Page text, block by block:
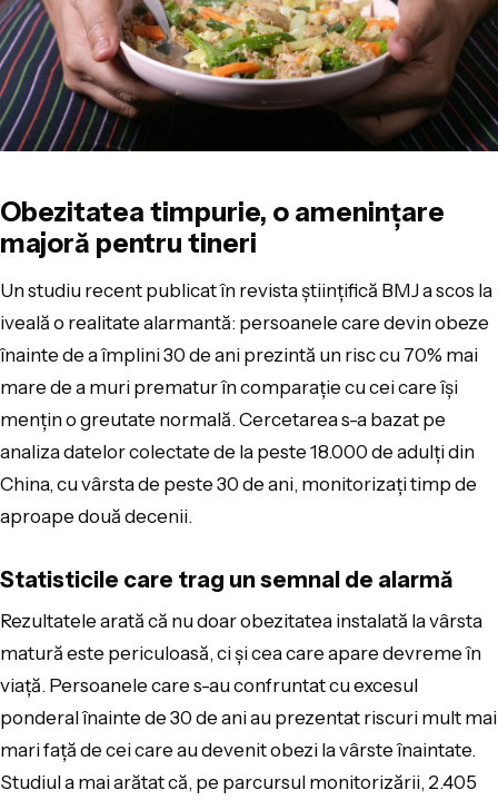
Obezitatea timpurie, o amenințare
majoră pentru tineri
Un studiu recent publicat în revista științifică BMJ a scos la
iveală o realitate alarmantă: persoanele care devin obeze
înainte de a împlini 30 de ani prezintă un risc cu 70% mai
mare de a muri prematur în comparație cu cei care își
mențin o greutate normală. Cercetarea s-a bazat pe
analiza datelor colectate de la peste 18.000 de adulți din
China, cu vârsta de peste 30 de ani, monitorizați timp de
aproape două decenii.
Statisticile care trag un semnal de alarmă
Rezultatele arată că nu doar obezitatea instalată la vârsta
matură este periculoasă, ci și cea care apare devreme în
viață. Persoanele care s-au confruntat cu excesul
ponderal înainte de 30 de ani au prezentat riscuri mult mai
mari față de cei care au devenit obezi la vârste înaintate.
Studiul a mai arătat că, pe parcursul monitorizării, 2.405